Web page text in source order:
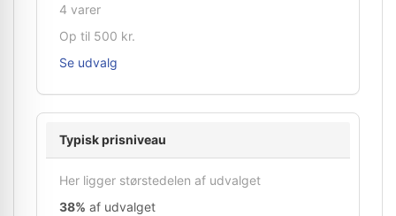
4 varer
Op til 500 kr.
Se udvalg
Typisk prisniveau
Her ligger størstedelen af udvalget
38% af udvalget